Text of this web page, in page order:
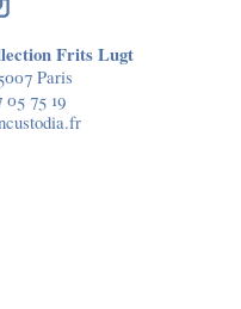
Frits Lugt
Paris
75 19